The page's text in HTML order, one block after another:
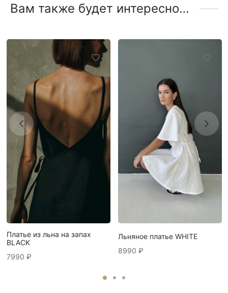
Вам также будет интересно…
Платье из льна на запах
BLACK
7990 ₽
Льняное платье WHITE
8990 ₽